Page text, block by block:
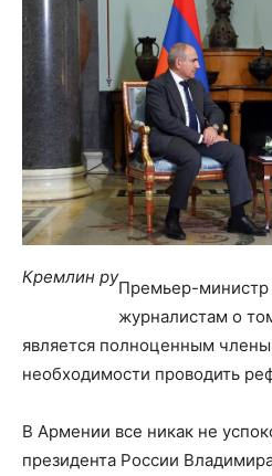
Кремлин ру
Премьер-министр
журналистам о
является полноценным
необходимости проводить
В Армении все никак не
президента России